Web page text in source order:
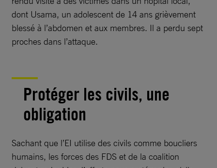
dont Usama, un adolescent de 14 ans grièvement
blessé à l’abdomen et aux membres. Il a perdu sept
proches dans l’attaque.
Protéger les civils, une
obligation
Sachant que l’EI utilise des civils comme boucliers
humains, les forces des FDS et de la coalition